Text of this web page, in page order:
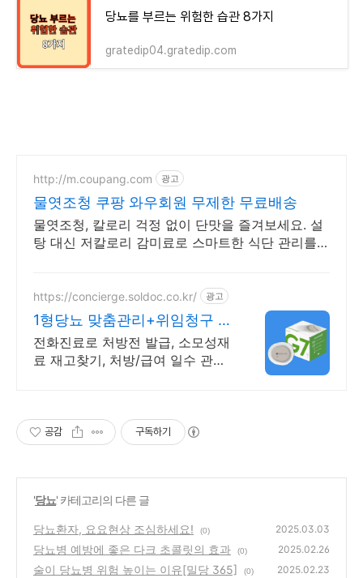
당뇨를 부르는 위험한 습관 8가지
gratedip04.gratedip.com
http://m.coupang.com 광고
물엿조청 쿠팡 와우회원 무제한 무료배송
물엿조청, 칼로리 걱정 없이 단맛을 즐겨보세요. 설
탕 대신 저칼로리 감미료로 스마트한 식단 관리를
https://concierge.soldoc.co.kr/ 광고
1형당뇨 맞춤관리+위임청구 복
잡한 청구 절차 ZERO
전화진료로 처방전 발급, 소모성재
료 재고찾기, 처방/급여 일수 관리
공감 구독하기
'당뇨' 카테고리의 다른 글
당뇨환자, 요요현상 조심하세요! (0) 2025.03.03
당뇨병 예방에 좋은 다크 초콜릿의 효과 (0) 2025.02.26
술이 당뇨병 위험 높이는 이유[밀당 365] (0) 2025.02.23